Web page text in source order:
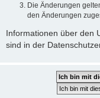
Die Änderungen
den Änderungen
Informationen über den
sind in der